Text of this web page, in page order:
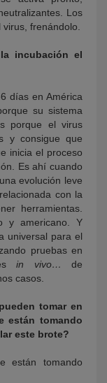
Los
frenándolo.
incubación el
días en América
su sistema
porque el virus
y consigue que
inicia el proceso
Es ahí cuando
evolución leve
con la
herramientas.
y americano. Y
universal para el
pruebas en
in vivo… de
casos.
tomar en
están tomando
este brote?
están tomando